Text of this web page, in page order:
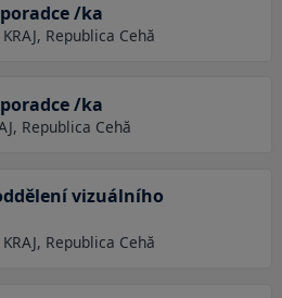
/ka
Republica Cehă
/ka
Republica Cehă
vizuálního
Republica Cehă